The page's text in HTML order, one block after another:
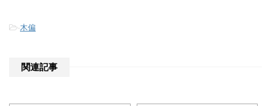
-木偏
関連記事